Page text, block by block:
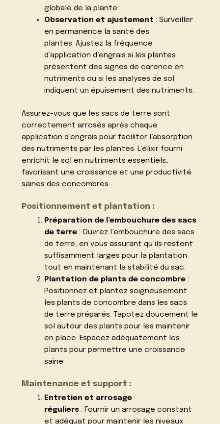
globale de la plante.
Observation et ajustement : Surveiller
en permanence la santé des
plantes. Ajustez la fréquence
d’application d’engrais si les plantes
présentent des signes de carence en
nutriments ou si les analyses de sol
indiquent un épuisement des nutriments.
Assurez-vous que les sacs de terre sont
correctement arrosés après chaque
application d’engrais pour faciliter l’absorption
des nutriments par les plantes. L’élixir fourni
enrichit le sol en nutriments essentiels,
favorisant une croissance et une productivité
saines des concombres.
Positionnement et plantation :
Préparation de l’embouchure des sacs
de terre: Ouvrez l’embouchure des sacs
de terre, en vous assurant qu’ils restent
suffisamment larges pour la plantation
tout en maintenant la stabilité du sac.
Plantation de plants de concombre:
Positionnez et plantez soigneusement
les plants de concombre dans les sacs
de terre préparés. Tapotez doucement le
sol autour des plants pour les maintenir
en place. Espacez adéquatement les
plants pour permettre une croissance
saine.
Maintenance et support :
Entretien et arrosage
réguliers: Fournir un arrosage constant
et adéquat pour maintenir les niveaux